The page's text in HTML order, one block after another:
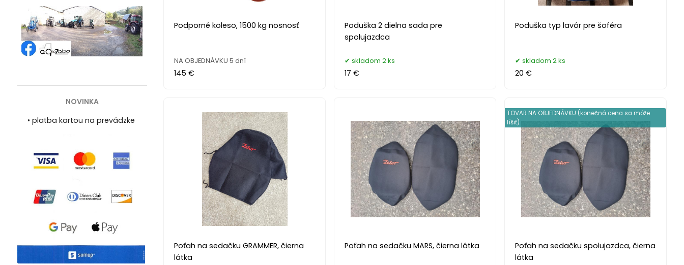
NOVINKA
• platba kartou na prevádzke
Podporné koleso, 1500 kg nosnosť
NA OBJEDNÁVKU 5 dní
145 €
Poduška 2 dielna sada pre
spolujazdca
skladom 2 ks
17 €
Poduška typ lavór pre šoféra
skladom 2 ks
20 €
Poťah na sedačku GRAMMER, čierna
látka
Poťah na sedačku MARS, čierna látka
Poťah na sedačku spolujazdca, čierna
látka
TOVAR NA OBJEDNÁVKU (konečná cena sa môže
líšiť)